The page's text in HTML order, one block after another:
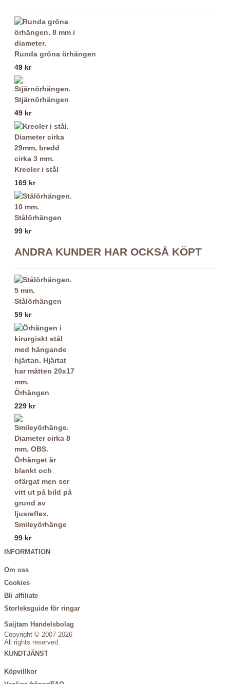
Runda gröna örhängen
49 kr
Stjärnörhängen
49 kr
Kreoler i stål
169 kr
Stålörhängen
99 kr
ANDRA KUNDER HAR OCKSÅ KÖPT
Stålörhängen
59 kr
Örhängen
229 kr
Smileyörhänge
99 kr
INFORMATION
Om oss
Cookies
Bli affiliate
Storleksguide för ringar
Saijtam Handelsbolag
Copyright © 2007-2026
All rights reserved.
KUNDTJÄNST
Köpvillkor